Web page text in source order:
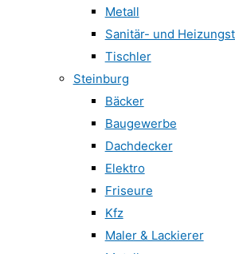
Metall
Sanitär- und
Tischler
Steinburg
Bäcker
Baugewerbe
Dachdecker
Elektro
Friseure
Kfz
Maler & Lackierer